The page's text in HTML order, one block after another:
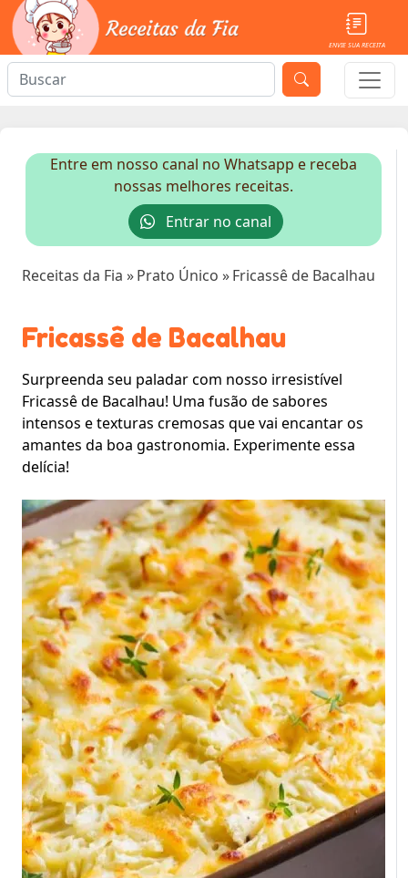
ENVIE SUA RECEITA
Entre em nosso canal no Whatsapp e receba
nossas melhores receitas.
Entrar no canal
Receitas da Fia »Prato Único »Fricassê de Bacalhau
Fricassê de Bacalhau
Surpreenda seu paladar com nosso irresistível
Fricassê de Bacalhau! Uma fusão de sabores
intensos e texturas cremosas que vai encantar os
amantes da boa gastronomia. Experimente essa
delícia!